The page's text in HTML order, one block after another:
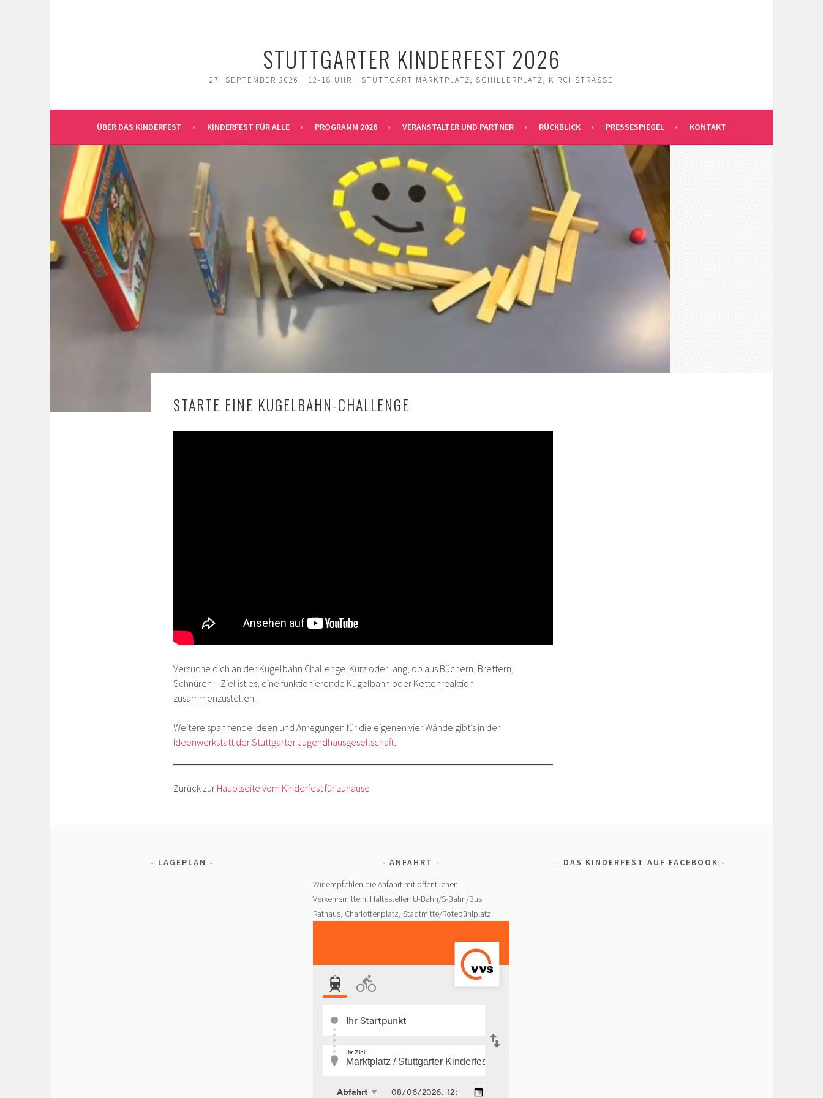
STUTTGARTER KINDERFEST 2026
27. SEPTEMBER 2026 | 12-18 UHR | STUTTGART MARKTPLATZ, SCHILLERPLATZ, KIRCHSTRASSE
ÜBER DAS KINDERFEST KINDERFEST FÜR ALLE PROGRAMM 2026 VERANSTALTER UND PARTNER RÜCKBLICK PRESSESPIEGEL KONTAKT
STARTE EINE KUGELBAHN-CHALLENGE
Versuche dich an der Kugelbahn Challenge. Kurz oder lang, ob aus Büchern, Brettern,
Schnüren – Ziel ist es, eine funktionierende Kugelbahn oder Kettenreaktion
zusammenzustellen.
Weitere spannende Ideen und Anregungen für die eigenen vier Wände gibt’s in der
Ideenwerkstatt der Stuttgarter Jugendhausgesellschaft
Zurück zur Hauptseite vom Kinderfest für zuhause
LAGEPLAN
ANFAHRT
Wir empfehlen die Anfahrt mit öffentlichen
Verkehrsmitteln! Haltestellen U-Bahn/S-Bahn/Bus:
Rathaus, Charlottenplatz, Stadtmitte/Rotebühlplatz
DAS KINDERFEST AUF FACEBOOK